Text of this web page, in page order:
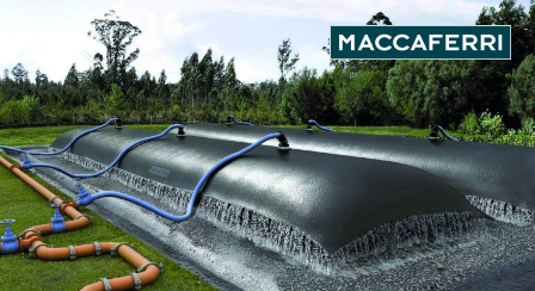
content